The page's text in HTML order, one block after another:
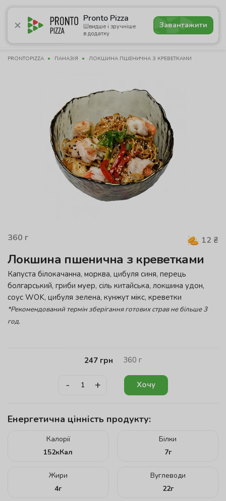
Pronto Pizza
Швидше і зручніше
в додатку
Завантажити
4.7
Акції Піца Суші Сети Сніданки Комбо
PRONTOPIZZA ПАНАЗІЯ ЛОКШИНА ПШЕНИЧНА З КРЕВЕТКАМИ
360 г 12 ₴
Локшина пшенична з креветками
Капуста білокачанна, морква, цибуля синя, перець
болгарський, гриби муер, сіль китайська, локшина удон,
соус WOK, цибуля зелена, кунжут мікс, креветки
*Рекомендований термін зберігання готових страв не більше 3
год.
247 грн 360 г
- + Хочу
Енергетична цінність продукту:
Калорії
152кКал
Білки
7г
Жири
4г
Вуглеводи
22г